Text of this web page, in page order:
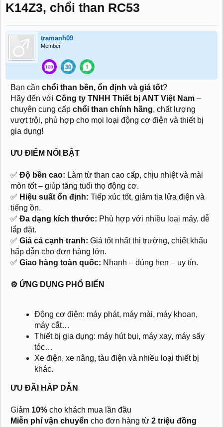
K14Z3, chổi than RC53
tramanh09
Member
Bạn cần chổi than bền, ổn định và giá tốt?
Hãy đến với Công ty TNHH Thiết bị ANT Việt Nam –
chuyên cung cấp chổi than chính hãng, chất lượng
vượt trội, phù hợp cho mọi loại động cơ điện và thiết bị
gia dụng!
ƯU ĐIỂM NỔI BẬT
✅ Độ bền cao: Làm từ than cao cấp, chịu nhiệt và mài
mòn tốt – giúp tăng tuổi thọ động cơ.
✅ Hiệu suất ổn định: Tiếp xúc tốt, giảm tia lửa điện và
tiếng ồn.
✅ Đa dạng kích thước: Phù hợp với nhiều loại máy, dễ
lắp đặt.
✅ Giá cả cạnh tranh: Giá tốt nhất thị trường, chiết khấu
hấp dẫn cho đơn hàng lớn.
✅ Giao hàng toàn quốc: Nhanh – đúng hẹn – uy tín.
⚙️ ỨNG DỤNG PHỔ BIẾN
Động cơ điện: máy phát, máy mài, máy khoan,
máy cắt…
Thiết bị gia dụng: máy hút bụi, máy xay, máy sấy
tóc…
Xe điện, xe nâng, tàu điện và nhiều loại thiết bị
khác.
ƯU ĐÃI HẤP DẪN
Giảm 10% cho khách mua lần đầu
Miễn phí vận chuyển cho đơn hàng từ 2 triệu đồng